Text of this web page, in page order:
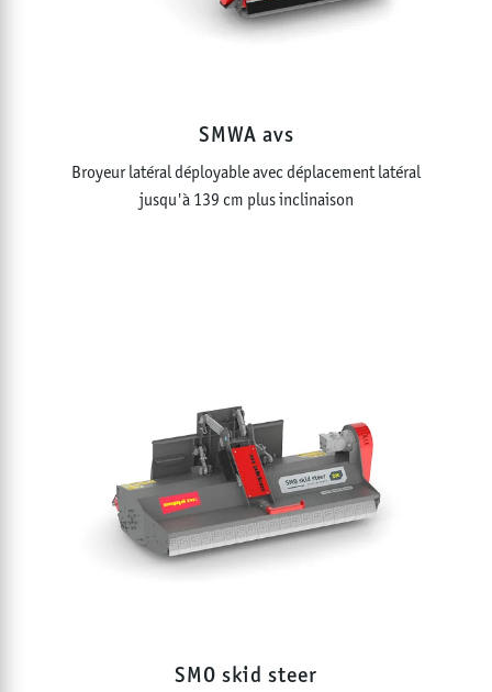
SMWA avs
Broyeur latéral déployable avec déplacement latéral
jusqu'à 139 cm plus inclinaison
SMO skid steer